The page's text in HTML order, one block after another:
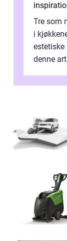
Tre som
i
estetiske
denne